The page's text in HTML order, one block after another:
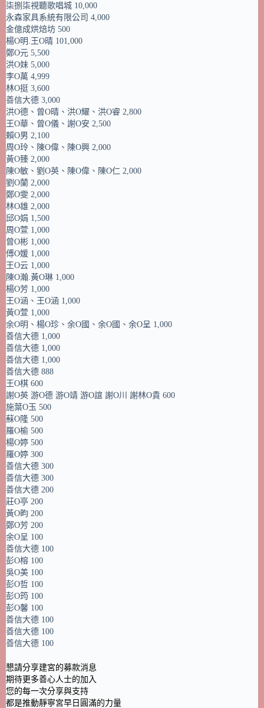
柒捌柒視聽歌唱城 10,000
永森家具系統有限公司 4,000
金億成烘焙坊 500
楊O明.王O晴 101,000
鄭O元 5,500
洪O妹 5,000
李O萬 4,999
林O挺 3,600
善信大德 3,000
洪O德、曾O晴、洪O耀、洪O睿 2,800
王O華、曾O儀、謝O安 2,500
賴O男 2,100
周O玲、陳O偉、陳O興 2,000
黃O臻 2,000
陳O敏、劉O英、陳O偉、陳O仁 2,000
劉O蘭 2,000
鄭O雯 2,000
林O雄 2,000
邱O娟 1,500
周O萱 1,000
曾O彬 1,000
傅O媛 1,000
王O云 1,000
陳O瀚.黃O琳 1,000
楊O芳 1,000
王O涵、王O涵 1,000
黃O萱 1,000
余O明、楊O珍、余O國、余O國、余O呈 1,000
善信大德 1,000
善信大德 1,000
善信大德 1,000
善信大德 888
王O棋 600
謝O英 游O德 游O靖 游O誼 謝O川 謝林O貴 600
施葉O玉 500
蘇O隆 500
羅O榆 500
楊O婷 500
羅O婷 300
善信大德 300
善信大德 300
善信大德 200
莊O亭 200
黃O畇 200
鄭O芳 200
余O呈 100
善信大德 100
彭O榕 100
吳O美 100
彭O哲 100
彭O筠 100
彭O馨 100
善信大德 100
善信大德 100
善信大德 100
懇請分享建宮的募款消息
期待更多善心人士的加入
您的每一次分享與支持
都是推動靜寧宮早日圓滿的力量